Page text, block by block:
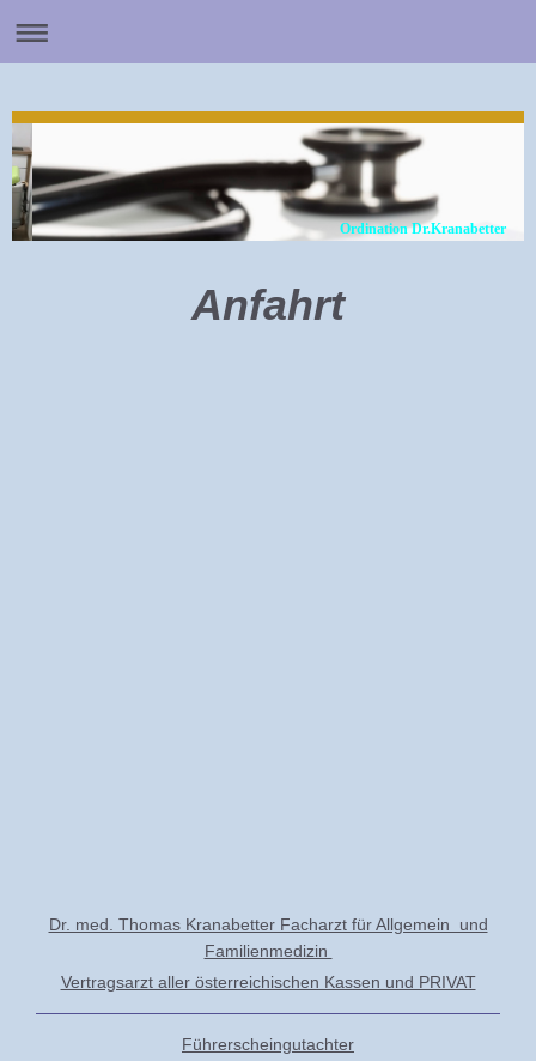
Ordination Dr.Kranabetter
Anfahrt
Dr. med. Thomas Kranabetter Facharzt für Allgemein und
Familienmedizin
Vertragsarzt aller österreichischen Kassen und PRIVAT
Führerscheingutachter